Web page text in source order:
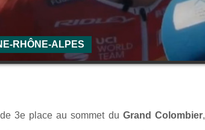
RHÔNE-ALPES
3e place au sommet du Grand Colombier,